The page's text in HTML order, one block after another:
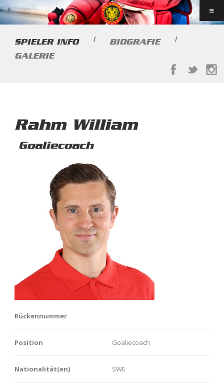
SPIELER INFO | BIOGRAFIE
|
GALERIE
Rahm William
Goaliecoach
Rückennummer
Position Goaliecoach
Nationalität(en) SWE